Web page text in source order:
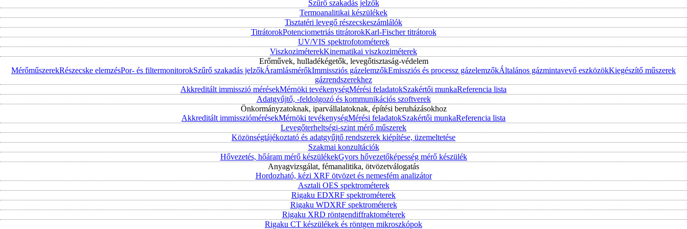
Szűrő szakadás jelzők
Termoanalitikai készülékek
Tisztatéri levegő részecskeszámlálók
TitrátorokPotenciometriás titrátorokKarl-Fischer titrátorok
UV/VIS spektrofotométerek
ViszkoziméterekKinematikai viszkoziméterek
Erőművek, hulladékégetők, levegőtisztaság-védelem
MérőműszerekRészecske elemzésPor- és filtermonitorokSzűrő szakadás jelzőkÁramlásmérőkImmissziós gázelemzőkEmissziós és processz gázelemzőkÁltalános gázmintavevő eszközökKiegészítő műszerek
gázrendszerekhez
Akkreditált immisszió mérésekMérnöki tevékenységMérési feladatokSzakértői munkaReferencia lista
Adatgyűjtő, -feldolgozó és kommunikációs szoftverek
Önkormányzatoknak, iparvállalatoknak, építési beruházásokhoz
Akkreditált immissziómérésekMérnöki tevékenységMérési feladatokSzakértői munkaReferencia lista
Levegőterheltségi-szint mérő műszerek
Közönségtájékoztató és adatgyűjtő rendszerek kiépítése, üzemeltetése
Szakmai konzultációk
Hővezetés, hőáram mérő készülékekGyors hővezetőképesség mérő készülék
Anyagvizsgálat, fémanalitika, ötvözetválogatás
Hordozható, kézi XRF ötvözet és nemesfém analizátor
Asztali OES spektrométerek
Rigaku EDXRF spektrométerek
Rigaku WDXRF spektrométerek
Rigaku XRD röntgendiffraktométerek
Rigaku CT készülékek és röntgen mikroszkópok